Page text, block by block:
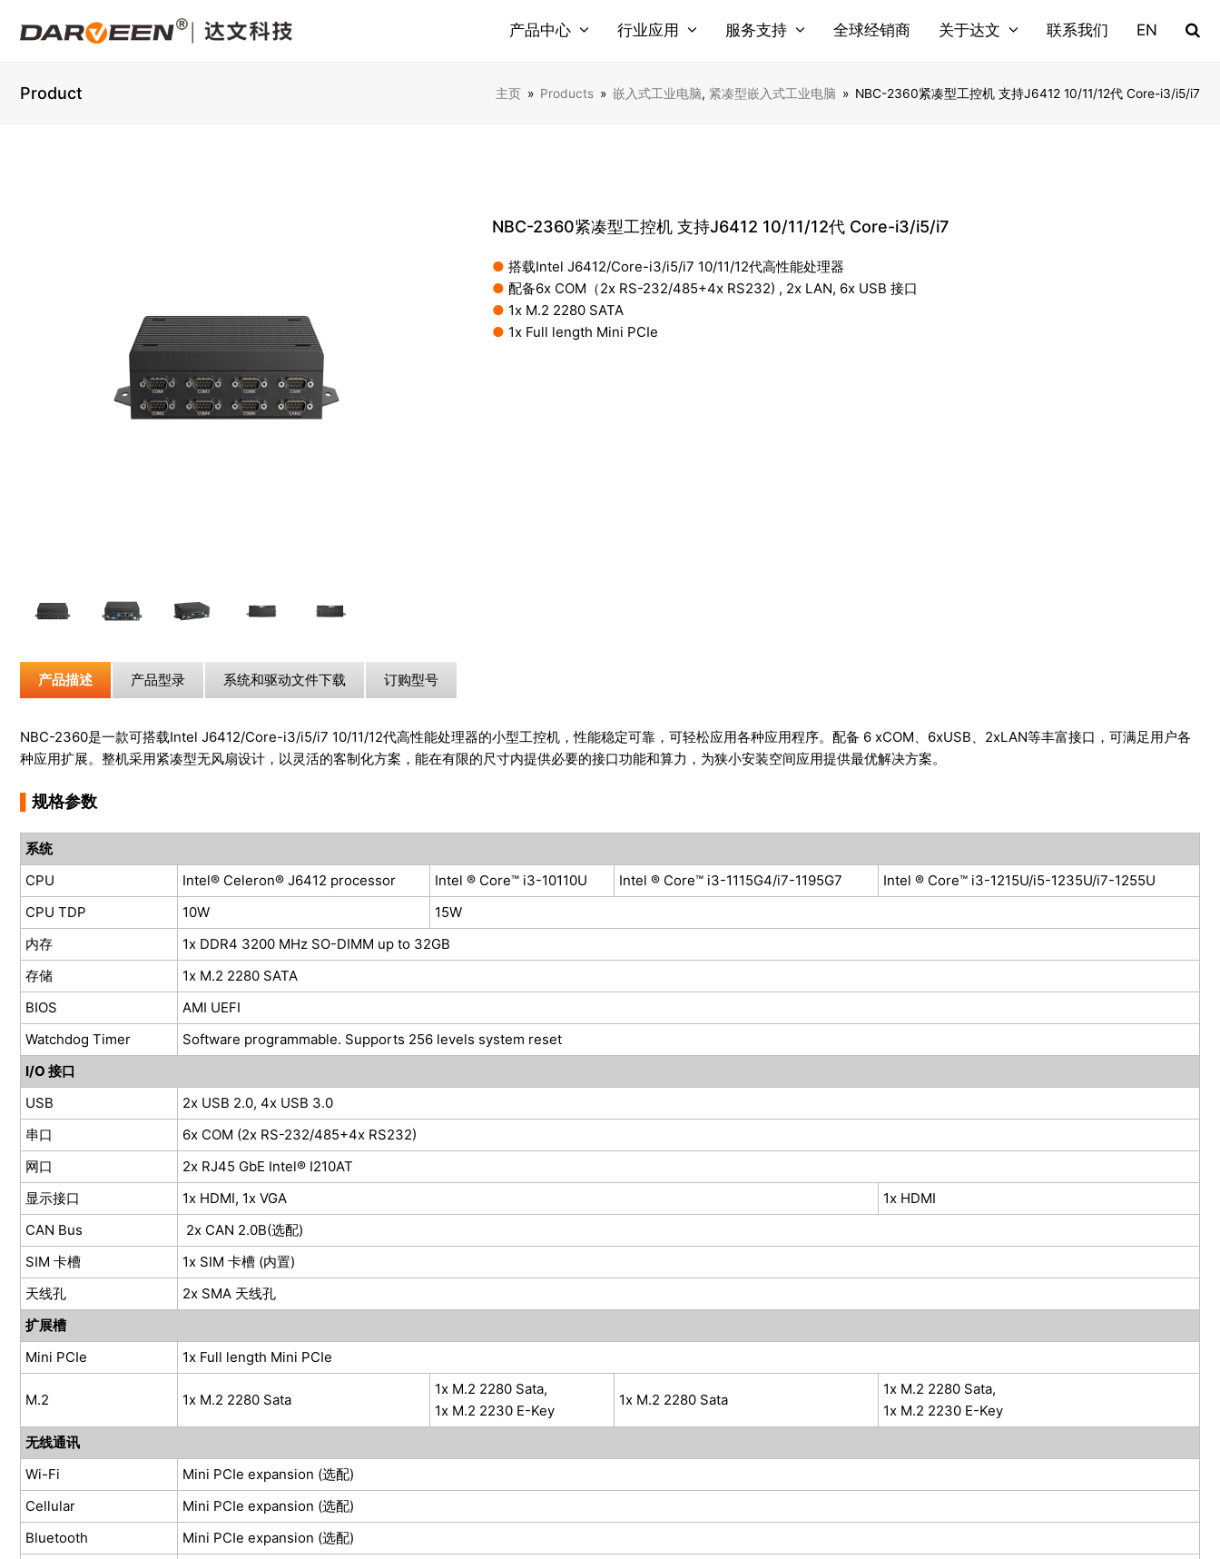
产品中心 行业应用 服务支持 全球经销商 关于达文 联系我们 EN
Product 主页 » Products » 嵌入式工业电脑, 紧凑型嵌入式工业电脑 » NBC-2360紧凑型工控机 支持J6412 10/11/12代 Core-i3/i5/i7
NBC-2360紧凑型工控机 支持J6412 10/11/12代 Core-i3/i5/i7
● 搭载Intel J6412/Core-i3/i5/i7 10/11/12代高性能处理器
● 配备6x COM（2x RS-232/485+4x RS232) , 2x LAN, 6x USB 接口
● 1x M.2 2280 SATA
● 1x Full length Mini PCIe
产品描述 产品型录 系统和驱动文件下载 订购型号
NBC-2360是一款可搭载Intel J6412/Core-i3/i5/i7 10/11/12代高性能处理器的小型工控机，性能稳定可靠，可轻松应用各种应用程序。配备 6 xCOM、6xUSB、2xLAN等丰富接口，可满足用户各
种应用扩展。整机采用紧凑型无风扇设计，以灵活的客制化方案，能在有限的尺寸内提供必要的接口功能和算力，为狭小安装空间应用提供最优解决方案。
规格参数
系统
CPU
Intel® Celeron® J6412 processor Intel ® Core™ i3-10110U Intel ® Core™ i3-1115G4/i7-1195G7
Intel ® Core™ i3-1215U/i5-1235U/i7-1255U
CPU TDP
10W
15W
内存
1x DDR4 3200 MHz SO-DIMM up to 32GB
存储
1x M.2 2280 SATA
BIOS
AMI UEFI
Watchdog Timer
Software programmable. Supports 256 levels system reset
I/O 接口
USB
2x USB 2.0, 4x USB 3.0
串口
6x COM (2x RS-232/485+4x RS232)
网口
2x RJ45 GbE Intel® I210AT
显示接口
1x HDMI, 1x VGA
1x HDMI
CAN Bus
2x CAN 2.0B(选配)
SIM 卡槽
1x SIM 卡槽 (内置)
天线孔
2x SMA 天线孔
扩展槽
Mini PCIe
1x Full length Mini PCIe
M.2 1x M.2 2280 Sata
1x M.2 2280 Sata,
1x M.2 2230 E-Key
1x M.2 2280 Sata
1x M.2 2280 Sata,
1x M.2 2230 E-Key
无线通讯
Wi-Fi
Mini PCIe expansion (选配)
Cellular
Mini PCIe expansion (选配)
Bluetooth
Mini PCIe expansion (选配)